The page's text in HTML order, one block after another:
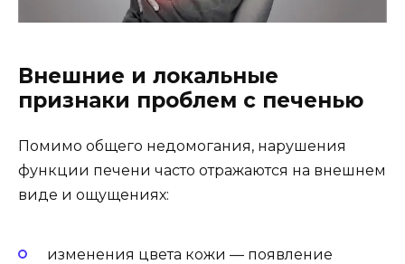
Внешние и локальные
признаки проблем с печенью
Помимо общего недомогания, нарушения
функции печени часто отражаются на внешнем
виде и ощущениях:
изменения цвета кожи — появление